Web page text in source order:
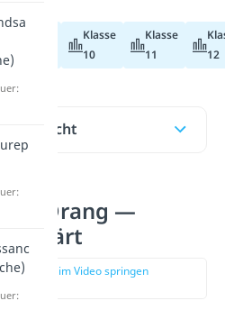
Klasse
10
Klasse
11
12
und Drang —
erklärt
zur Stelle im Video springen